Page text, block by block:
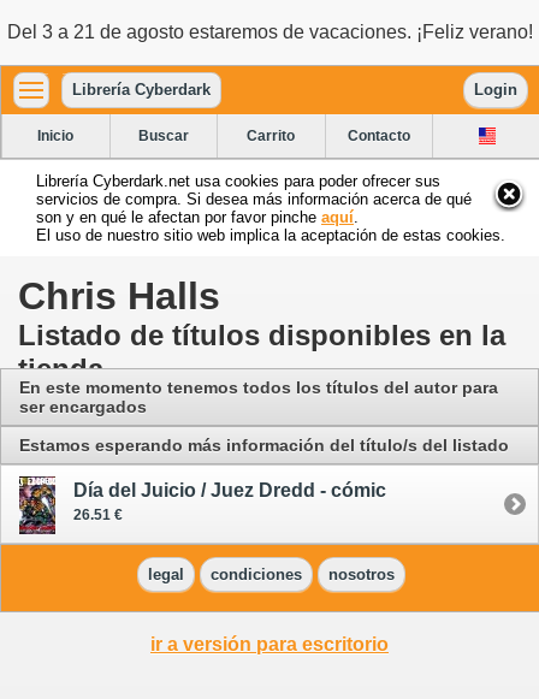
Del 3 a 21 de agosto estaremos de vacaciones. ¡Feliz verano!
Librería Cyberdark Login
Inicio Buscar Carrito Contacto
Librería Cyberdark.net usa cookies para poder ofrecer sus
servicios de compra. Si desea más información acerca de qué
son y en qué le afectan por favor pinche aquí
El uso de nuestro sitio web implica la aceptación de estas cookies.
Chris Halls
Listado de títulos disponibles en la
tienda
En este momento tenemos todos los títulos del autor para
ser encargados
Estamos esperando más información del título/s del listado
Día del Juicio / Juez Dredd - cómic
26.51 €
legal condiciones nosotros
ir a versión para escritorio